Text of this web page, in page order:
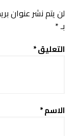
لن يتم نشر عنوان
بـ*
التعليق*
الاسم*